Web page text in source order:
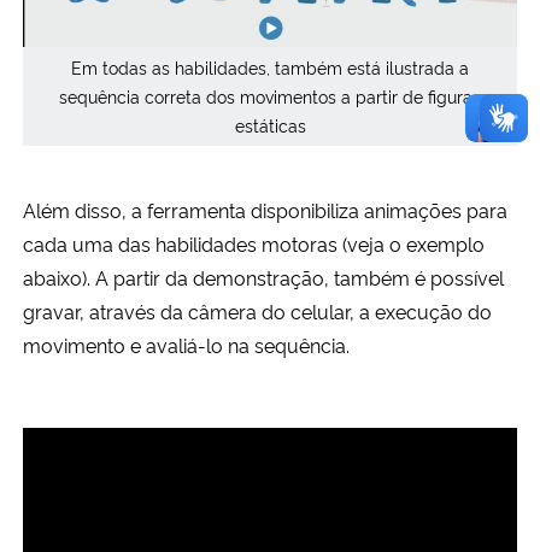
Em todas as habilidades, também está ilustrada a
sequência correta dos movimentos a partir de figuras
estáticas
Além disso, a ferramenta disponibiliza animações para
cada uma das habilidades motoras (veja o exemplo
abaixo). A partir da demonstração, também é possível
gravar, através da câmera do celular, a execução do
movimento e avaliá-lo na sequência.